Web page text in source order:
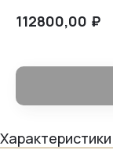
112800,00 ₽
Характеристики